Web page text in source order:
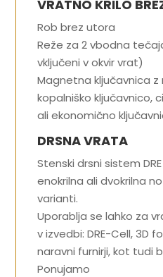
VRATNO KRILO
Rob brez utora
Reže za 2 vbodna
vključeni v okvir vrat)
Magnetna ključavnica
kopalniško ključavnico,
ali ekonomično
DRSNA VRATA
Stenski drsni sistem
enokrilna ali dvokrilna
varianti.
Uporablja se lahko za
v izvedbi: DRE-Cell, 3D
naravni furnirji, kot tudi
Ponujamo